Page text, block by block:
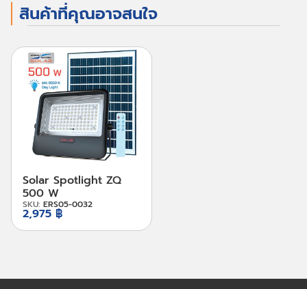
สินค้าที่คุณอาจสนใจ
Solar Spotlight ZQ
500 W
SKU: ERS05-0032
2,975 ฿